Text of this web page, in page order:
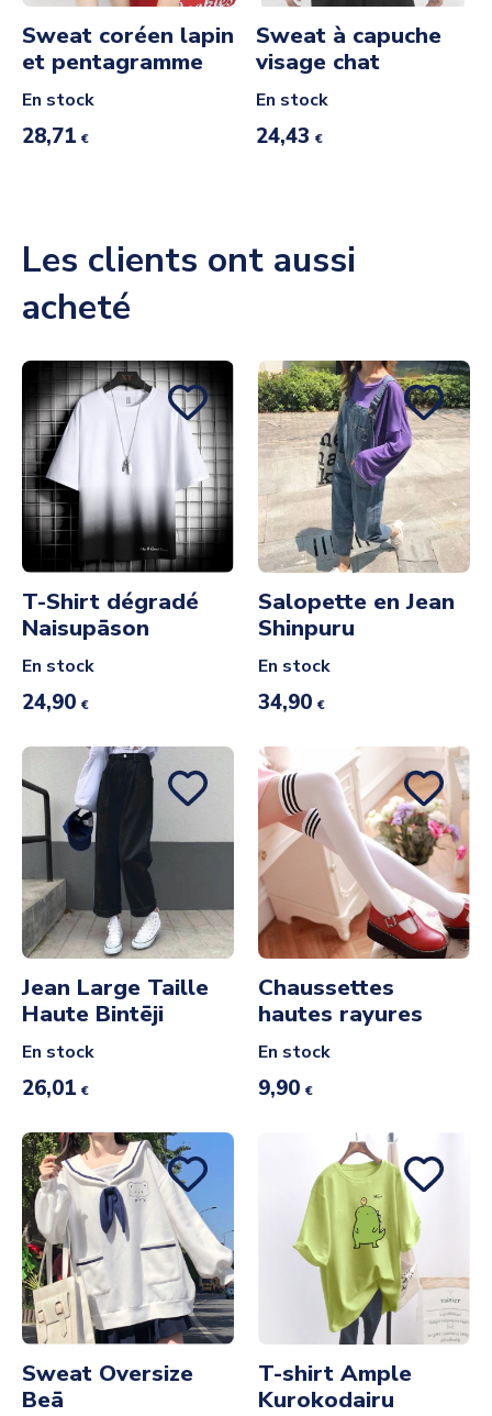
Sweat coréen lapin
et pentagramme
En stock
28,71 €
Sweat à capuche
visage chat
En stock
24,43 €
Les clients ont aussi
acheté
T-Shirt dégradé
Naisupāson
En stock
24,90 €
Salopette en Jean
Shinpuru
En stock
34,90 €
Jean Large Taille
Haute Bintēji
En stock
26,01 €
Chaussettes
hautes rayures
En stock
9,90 €
Sweat Oversize
Beā
T-shirt Ample
Kurokodairu